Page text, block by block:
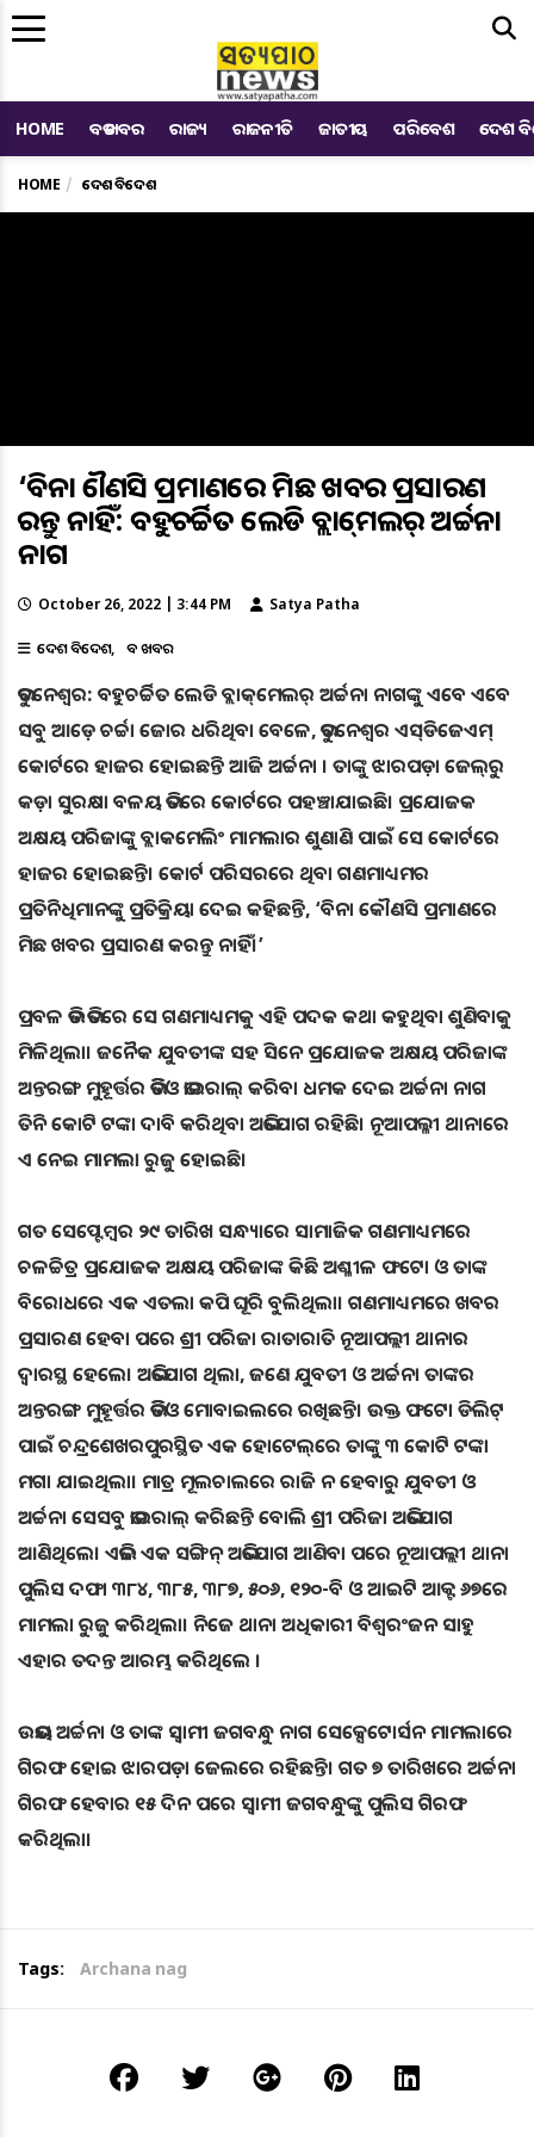
HOME ବଡ ଖବର ରାଜ୍ୟ ରାଜନୀତି ଜାତୀୟ ପରିବେଶ ଦେଶ
HOME ଦେଶ ବିଦେଶ
‘ବିନା କୌଣସି ପ୍ରମାଣରେ ମିଛ ଖବର ପ୍ରସାରଣ
କରନ୍ତୁ ନାହିଁ: ବହୁଚର୍ଚ୍ଚିତ ଲେଡି ବ୍ଲାକ୍‌ମେଲର୍‌ ଅର୍ଚ୍ଚନା
ନାଗ
October 26, 2022 | 3:44 PM Satya Patha
ଦେଶ ବିଦେଶ ବଡ ଖବର
ଭୁବନେଶ୍ବର: ବହୁଚର୍ଚ୍ଚିତ ଲେଡି ବ୍ଲାକ୍‌ମେଲର୍‌ ଅର୍ଚ୍ଚନା ନାଗଙ୍କୁ ଏବେ ଏବେ
ସବୁ ଆଡ଼େ ଚର୍ଚ୍ଚା ଜୋର ଧରିଥିବା ବେଳେ, ଭୁବନେଶ୍ୱର ଏସ୍‌ଡିଜେଏମ୍‌
କୋର୍ଟରେ ହାଜର ହୋଇଛନ୍ତି ଆଜି ଅର୍ଚ୍ଚନା । ତାଙ୍କୁ ଝାରପଡ଼ା ଜେଲ୍‌ରୁ
କଡ଼ା ସୁରକ୍ଷା ବଳୟ ଭିତରେ କୋର୍ଟରେ ପହଞ୍ଚାଯାଇଛି। ପ୍ରଯୋଜକ
ଅକ୍ଷୟ ପରିଜାଙ୍କୁ ବ୍ଲାକମେଲିଂ ମାମଲାର ଶୁଣାଣି ପାଇଁ ସେ କୋର୍ଟରେ
ହାଜର ହୋଇଛନ୍ତି। କୋର୍ଟ ପରିସରରେ ଥିବା ଗଣମାଧ୍ୟମର
ପ୍ରତିନିଧିମାନଙ୍କୁ ପ୍ରତିକ୍ରିୟା ଦେଇ କହିଛନ୍ତି, ‘ବିନା କୌଣସି ପ୍ରମାଣରେ
ମିଛ ଖବର ପ୍ରସାରଣ କରନ୍ତୁ ନାହିଁ।’
ପ୍ରବଳ ଭିଡ ଭିତରେ ସେ ଗଣମାଧ୍ୟମକୁ ଏହି ପଦକ କଥା କହୁଥିବା ଶୁଣିବାକୁ
ମିଳିଥିଲା। ଜ‌ନୈକ ଯୁବତୀଙ୍କ ସହ ସିନେ ପ୍ରଯୋଜକ ଅକ୍ଷୟ ପରିଜାଙ୍କ
ଅନ୍ତରଙ୍ଗ ମୁହୂର୍ତ୍ତର ଭିଡିଓ ଭାଇରାଲ୍ କରିବା ଧମକ ଦେଇ ଅର୍ଚ୍ଚନା ନାଗ
ତିନି କୋଟି ଟଙ୍କା ଦାବି କରିଥିବା ଅଭିଯୋଗ ରହିଛି। ନୂଆପଲ୍ଳୀ ଥାନାରେ
ଏ ନେଇ ମା‌ମଲା ରୁଜୁ ହୋଇଛି।
ଗତ ସେପ୍ଟେମ୍ବର ୨୯ ତାରିଖ ସନ୍ଧ୍ୟାରେ ସାମାଜିକ ଗଣମାଧ୍ୟମରେ
ଚଳଚ୍ଚିତ୍ର ପ୍ରଯୋଜକ ଅକ୍ଷୟ ପରିଜାଙ୍କ କିଛି ଅଶ୍ଳୀଳ ଫଟୋ ଓ ତାଙ୍କ
ବିରୋଧରେ ଏକ ଏତଲା କପି ଘୂରି ବୁଲିଥିଲା। ଗଣମାଧ୍ୟମରେ ଖବର
ପ୍ରସାରଣ ହେବା ପରେ ଶ୍ରୀ ପରିଜା ରାତାରାତି ନୂଆପଲ୍ଲୀ ଥାନାର
ଦ୍ବାରସ୍ଥ ହେଲେ। ଅଭିଯୋଗ ଥିଲା, ଜଣେ ଯୁବତୀ ଓ ଅର୍ଚ୍ଚନା ତାଙ୍କର
ଅନ୍ତରଙ୍ଗ ମୁହୂର୍ତ୍ତର ଭିଡିଓ ମୋବାଇଲରେ ରଖିଛନ୍ତି। ଉକ୍ତ ଫଟୋ ଡିଲିଟ୍
ପାଇଁ ଚନ୍ଦ୍ରଶେଖରପୁରସ୍ଥିତ ଏକ ହୋଟେଲ୍‌ରେ ତାଙ୍କୁ ୩ କୋଟି ଟଙ୍କା
ମଗା ଯାଇଥିଲା। ମାତ୍ର ମୂଲଚାଲରେ ରାଜି ନ ହେବାରୁ ଯୁବତୀ ଓ
ଅର୍ଚ୍ଚନା ସେସବୁ ଭାଇରାଲ୍ କରିଛନ୍ତି ବୋଲି ଶ୍ରୀ ପରିଜା ଅଭିଯୋଗ
ଆଣିଥିଲେ। ଏଭଳି ଏକ ସଙ୍ଗିନ୍‌ ଅଭିଯୋଗ ଆଣିବା ପରେ ନୂଆପଲ୍ଲୀ ଥାନା
ପୁଲିସ ଦଫା ୩୮୪, ୩୮୫, ୩୮୭, ୫୦୬, ୧୨୦-ବି ଓ ଆଇଟି ଆକ୍ଟ ୬୭ରେ
ମାମଲା ରୁଜୁ କରିଥିଲା। ନିଜେ ଥାନା ଅଧିକାରୀ ବିଶ୍ବରଂଜନ ସାହୁ
ଏହାର ତଦନ୍ତ ଆରମ୍ଭ କରିଥିଲେ ।
ଉଭୟ ଅର୍ଚ୍ଚନା ଓ ତାଙ୍କ ସ୍ବାମୀ ଜଗବନ୍ଧୁ ନାଗ ସେକ୍ସେଟୋର୍ସନ ମାମଲାରେ
ଗିରଫ ହୋଇ ଝାରପଡ଼ା ଜେଲରେ ରହିଛନ୍ତି। ଗତ ୭ ତାରିଖରେ ଅର୍ଚ୍ଚନା
ଗିରଫ ହେବାର ୧୫ ଦିନ ପରେ ସ୍ୱାମୀ ଜଗବନ୍ଧୁଙ୍କୁ ପୁଲିସ ଗିରଫ
କରିଥିଲା।
Tags: Archana nag